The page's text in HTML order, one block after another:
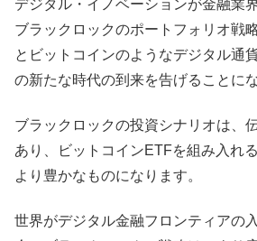
デジタル・イノベーションが金融業
ブラックロックのポートフォリオ戦
とビットコインのようなデジタル通
の新たな時代の到来を告げることに
ブラックロックの投資シナリオは、
あり、ビットコインETFを組み入れ
より豊かなものになります。
世界がデジタル金融フロンティアの